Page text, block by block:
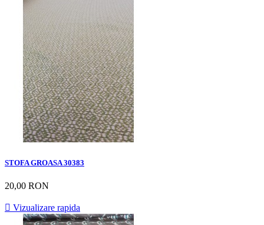
STOFA GROASA 30383
20,00 RON
 Vizualizare rapida